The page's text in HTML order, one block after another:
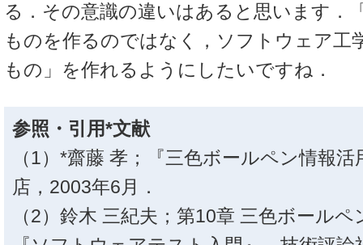
る．その意識の違いはあると思います．
ものを作るのではなく，ソフトウェア工
もの」を作れるようにしたいですね．
参照・引用*文献
（1）*齋藤 孝；『三色ボールペン情報
店，2003年6月．
（2）鈴木 三紀夫；第10章 三色ボール